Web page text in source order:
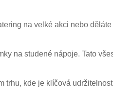
na velké akci nebo
na studené nápoje. Tato
trhu, kde je klíčová